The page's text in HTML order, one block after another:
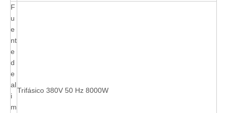
F
u
e
nt
e
d
e
al
i
m
Trifásico 380V 50 Hz 8000W